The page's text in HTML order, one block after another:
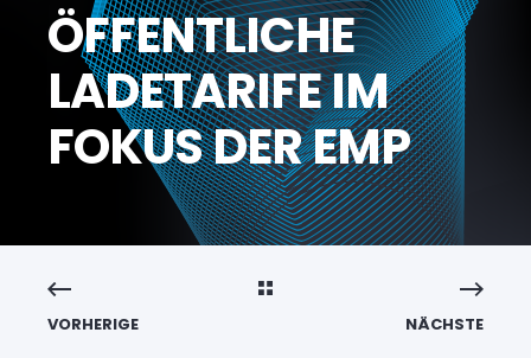
ÖFFENTLICHE
LADETARIFE IM
FOKUS DER EMP
VORHERIGE NÄCHSTE